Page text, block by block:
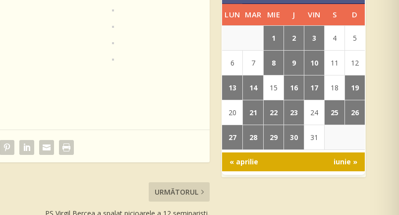
URMĂTORUL
LUN MAR MIE J VIN S D
1 2 3 4 5
6 7 8 9 10 11 12
13 14 15 16 17 18 19
20 21 22 23 24 25 26
27 28 29 30 31
« aprilie iunie »